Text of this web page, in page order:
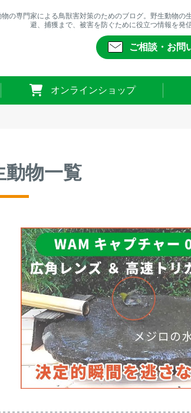
物の専門家による鳥獣害対策のためのブログ。野生動物の
避、捕獲まで、被害を防ぐために役立つ情報を発
ご相談・お問
オンラインショップ
動物一覧